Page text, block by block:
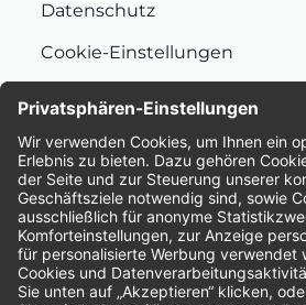
Datenschutz
Cookie-Einstellungen
Bewertungen